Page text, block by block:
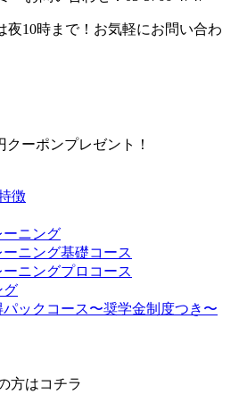
ーニング
ーニング基礎コース
ーニングプロコース
グ
ックコース〜奨学金制度つき〜